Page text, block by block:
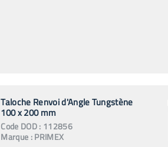
Taloche Renvoi d'Angle Tungstène
100 x 200 mm
Code DOD: 112856
Marque :PRIMEX